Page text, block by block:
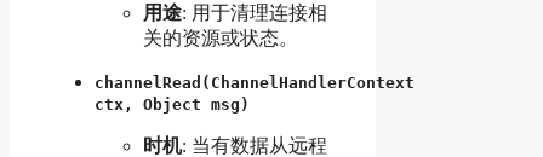
用途: 用于清理连接相
关的资源或状态。
channelRead(ChannelHandlerContext
ctx, Object msg)
时机: 当有数据从远程